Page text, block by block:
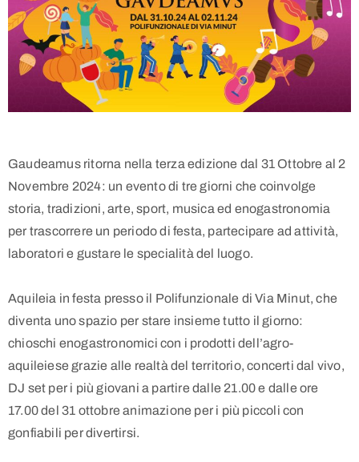
Gaudeamus ritorna nella terza edizione dal 31 Ottobre al 2
Novembre 2024: un evento di tre giorni che coinvolge
storia, tradizioni, arte, sport, musica ed enogastronomia
per trascorrere un periodo di festa, partecipare ad attività,
laboratori e gustare le specialità del luogo.
Aquileia in festa presso il Polifunzionale di Via Minut, che
diventa uno spazio per stare insieme tutto il giorno:
chioschi enogastronomici con i prodotti dell’agro-
aquileiese grazie alle realtà del territorio, concerti dal vivo,
DJ set per i più giovani a partire dalle 21.00 e dalle ore
17.00 del 31 ottobre animazione per i più piccoli con
gonfiabili per divertirsi.